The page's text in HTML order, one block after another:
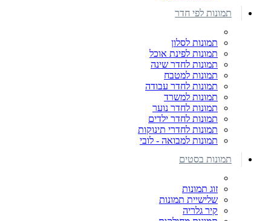
תמונות לפי חדר
תמונות לסלון
תמונות לפינת אוכל
תמונות לחדר שינה
תמונות למטבח
תמונות לחדר עבודה
תמונות למשרד
תמונות לחדר נוער
תמונות לחדר ילדים
תמונות לחדרי תינוקות
תמונות למבואה - לובי
תמונות בסטים
זוג תמונות
שלישיית תמונות
קיר גלריה